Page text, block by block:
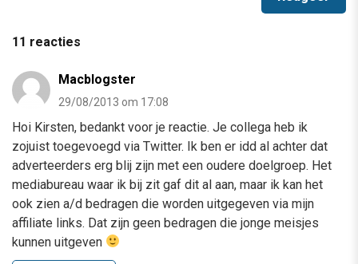
11 reacties
Macblogster
29/08/2013 om 17:08
Hoi Kirsten, bedankt voor je reactie. Je collega heb ik
zojuist toegevoegd via Twitter. Ik ben er idd al achter dat
adverteerders erg blij zijn met een oudere doelgroep. Het
mediabureau waar ik bij zit gaf dit al aan, maar ik kan het
ook zien a/d bedragen die worden uitgegeven via mijn
affiliate links. Dat zijn geen bedragen die jonge meisjes
kunnen uitgeven